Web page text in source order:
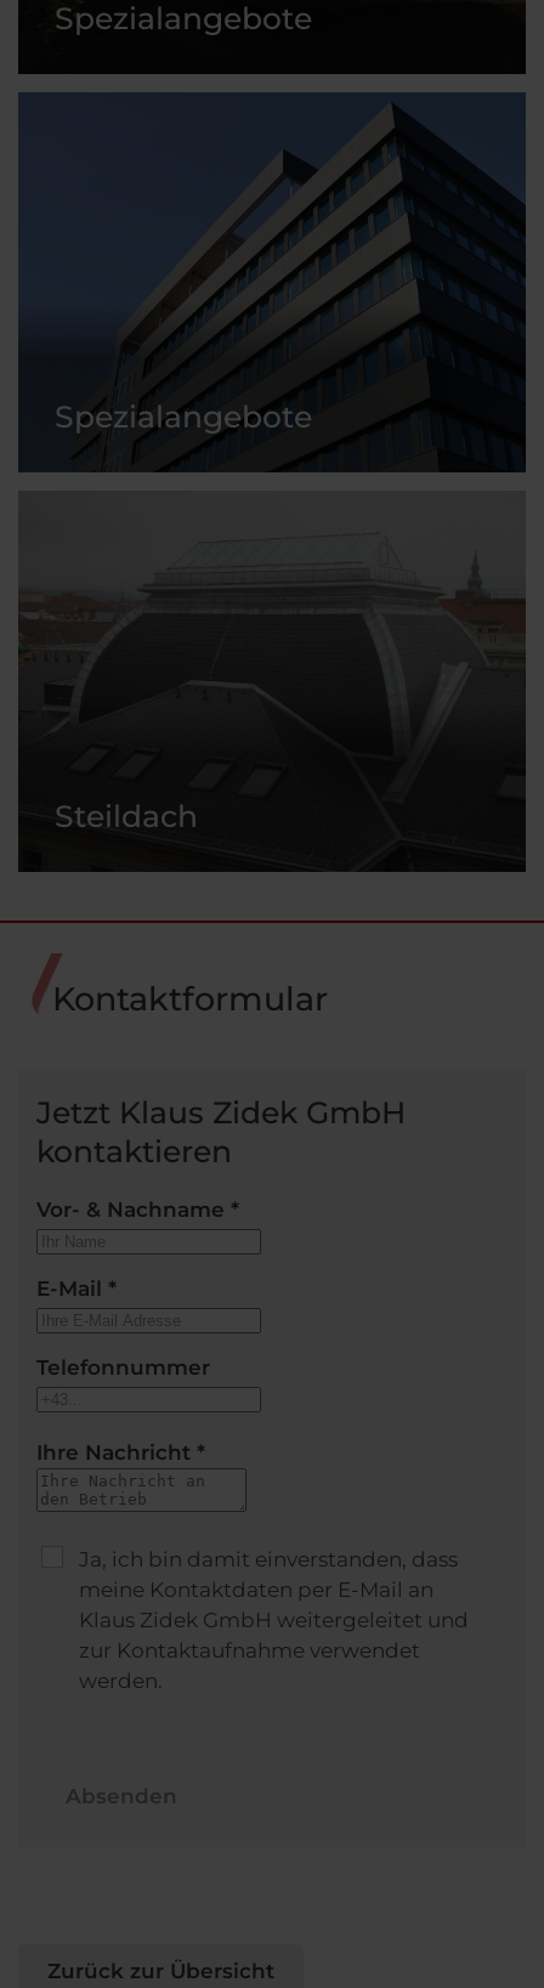
Spezialangebote
Spezialangebote
Steildach
Kontaktformular
Jetzt Klaus Zidek GmbH
kontaktieren
Vor- & Nachname *
E-Mail *
Telefonnummer
Ihre Nachricht *
Ja, ich bin damit einverstanden, dass
meine Kontaktdaten per E-Mail an
Klaus Zidek GmbH weitergeleitet und
zur Kontaktaufnahme verwendet
werden.
Absenden
Zurück zur Übersicht